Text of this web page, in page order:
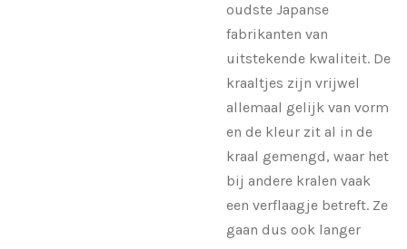
oudste Japanse
fabrikanten van
uitstekende kwaliteit. De
kraaltjes zijn vrijwel
allemaal gelijk van vorm
en de kleur zit al in de
kraal gemengd, waar het
bij andere kralen vaak
een verflaagje betreft. Ze
gaan dus ook langer